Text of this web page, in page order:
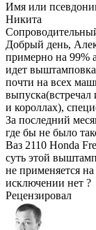
Имя или
Никита
Добрый день,
примерно на 99%
идет
почти на всех
и короллах),
За последний
где бы не было
Ваз 2110 Honda
суть этой
не применяется
исключении нет ?
Рецензировал